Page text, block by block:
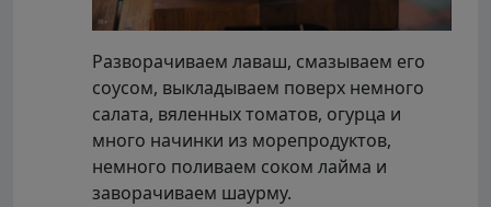
Разворачиваем лаваш, смазываем его
соусом, выкладываем поверх немного
салата, вяленных томатов, огурца и
много начинки из морепродуктов,
немного поливаем соком лайма и
заворачиваем шаурму.